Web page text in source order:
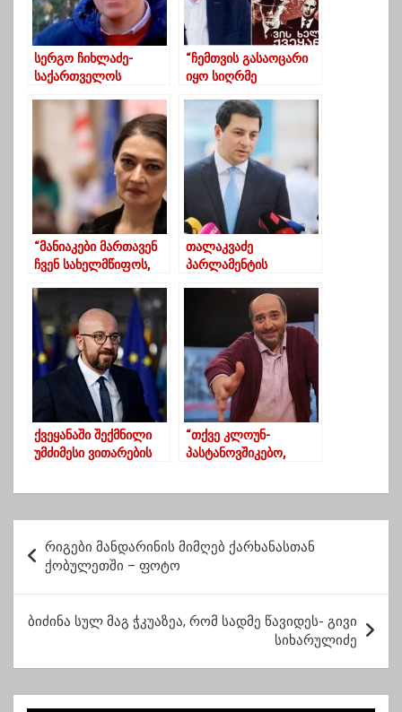
სერგო ჩიხლაძე-
საქართველოს
“ჩემთვის გასაოცარი
იყო სიღრმე
აბსურდულობისა”-
ჩუბინიძე ჩანაწერზე
“მანიაკები მართავენ
ჩვენ სახელმწიფოს,
განერიდონ
ხელისუფლებას”
თალაკვაძე
პარლამენტის
მოადგილედ აირჩიეს
ქვეყანაში შექმნილი
უმძიმესი ვითარების
ერთხელ ჩამოდის
“თქვე კლოუნ-
პასტანოვშიკებო,
ო
ს
ტ
ნ
რიგები მანდარინის მიმღებ ქარხანასთან
ქობულეთში – ფოტო
ბიძინა სულ მაგ ჭკუაზეა, რომ სადმე წავიდეს- გივი
სიხარულიძე